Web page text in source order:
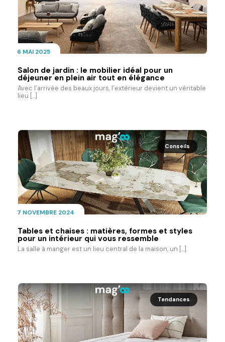
6 MAI 2025
Salon de jardin : le mobilier idéal pour un
déjeuner en plein air tout en élégance
Avec l’arrivée des beaux jours, l’extérieur devient un véritable
lieu [...]
Conseils
7 NOVEMBRE 2024
Tables et chaises : matières, formes et styles
pour un intérieur qui vous ressemble
La salle à manger est un lieu central de la maison, un [...]
Tendances